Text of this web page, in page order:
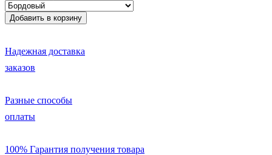
Надежная доставка
заказов
Разные способы
оплаты
100% Гарантия получения товара